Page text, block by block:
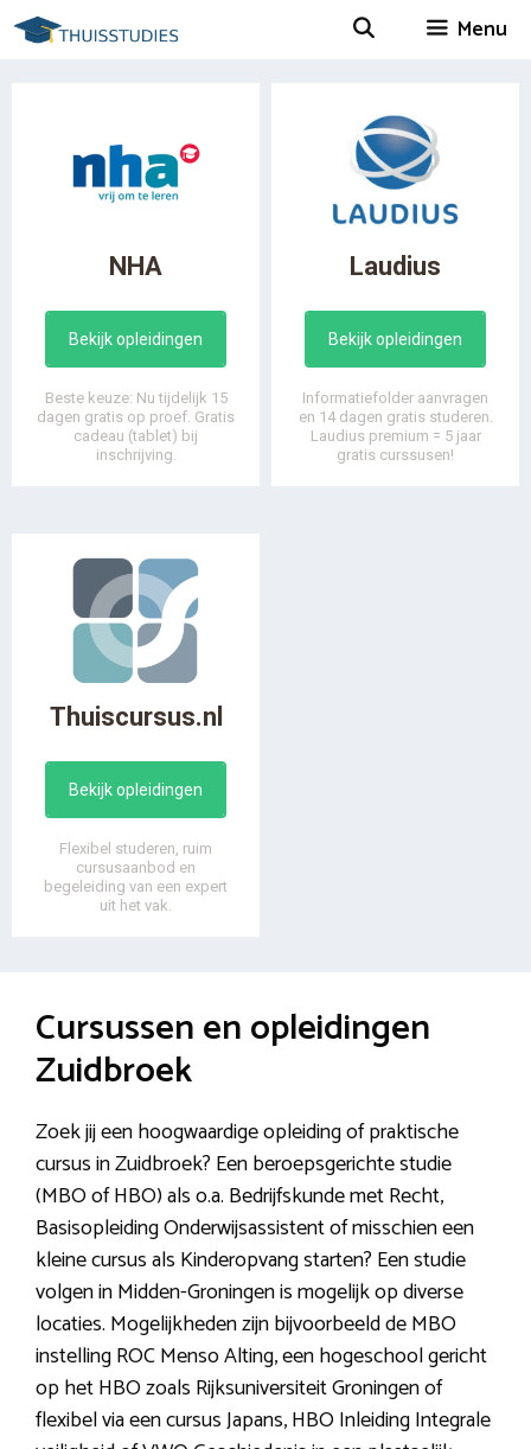
Spring
naar
Menu
NHA
Bekijk opleidingen
Beste keuze: Nu tijdelijk 15
dagen gratis op proef. Gratis
cadeau (tablet) bij
inschrijving.
Laudius
Bekijk opleidingen
Informatiefolder aanvragen
en 14 dagen gratis studeren.
Laudius premium = 5 jaar
gratis curssusen!
Thuiscursus.nl
Bekijk opleidingen
Flexibel studeren, ruim
cursusaanbod en
begeleiding van een expert
uit het vak.
Cursussen en opleidingen
Zuidbroek
Zoek jij een hoogwaardige opleiding of praktische
cursus in Zuidbroek? Een beroepsgerichte studie
(MBO of HBO) als o.a. Bedrijfskunde met Recht,
Basisopleiding Onderwijsassistent of misschien een
kleine cursus als Kinderopvang starten? Een studie
volgen in Midden-Groningen is mogelijk op diverse
locaties. Mogelijkheden zijn bijvoorbeeld de MBO
instelling ROC Menso Alting, een hogeschool gericht
op het HBO zoals Rijksuniversiteit Groningen of
flexibel via een cursus Japans, HBO Inleiding Integrale